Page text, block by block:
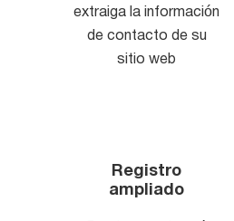
extraiga la información
de contacto de su
sitio web
Registro
ampliado